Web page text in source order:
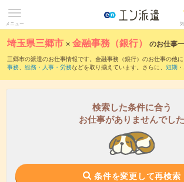
メニュー
埼玉県三郷市 ×金融事務（銀行） のお仕事
三郷市の派遣のお仕事情報です。金融事務（銀行）のお仕事の他に
事務、 総務・人事・労務などを取り揃えています。さらに、 短期 ・
検索した条件に合う
お仕事がありませんでした
条件を変更して再検索